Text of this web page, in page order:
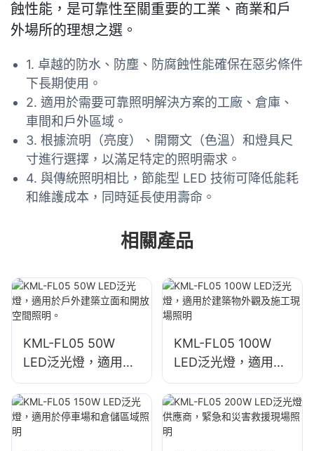
蝕性能，是可靠性至關重要的工業、商業和戶
外場所的理想之選。
1. 卓越的防水、防塵、防腐蝕性能確保在惡劣條件
下長期使用。
2. 適用於需要可靠照明解決方案的工廠、倉庫、
車間和戶外區域。
3. 根據流明（亮度）、開爾文（色溫）和燈具尺
寸進行選擇，以滿足特定的照明需求。
4. 與傳統照明相比，節能型 LED 技術可降低能耗
和維護成本，同時延長使用壽命。
相關產品
KML-FL05 50W
LED泛光燈，適用於
戶外建築立面和開放
空間照明。
KML-FL05 100W
LED泛光燈，適用於
建築物外觀及施工現
場照明